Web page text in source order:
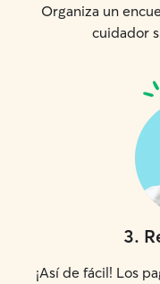
Organiza un
cuidador
3.
¡Así de fácil! Los